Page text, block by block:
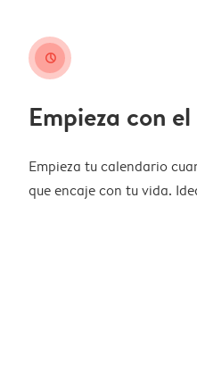
clock
Empieza con
Empieza tu calendario
que encaje con tu vida.